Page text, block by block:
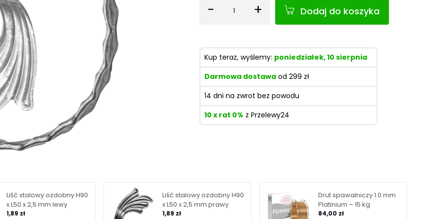
Liść stalowy ozdobny H90
x L50 x 2,5 mm lewy
1,89 zł
Liść stalowy ozdobny H90
x L50 x 2,5 mm prawy
1,89 zł
Drut spawalniczy 1.0 mm
Platinium – 15 kg
84,00 zł
- Ilość + Dodaj do koszyka
Kup teraz, wyślemy: poniedziałek, 10 sierpnia
Darmowa dostawa od 299 zł
14 dni na zwrot bez powodu
10 x rat 0% z Przelewy24